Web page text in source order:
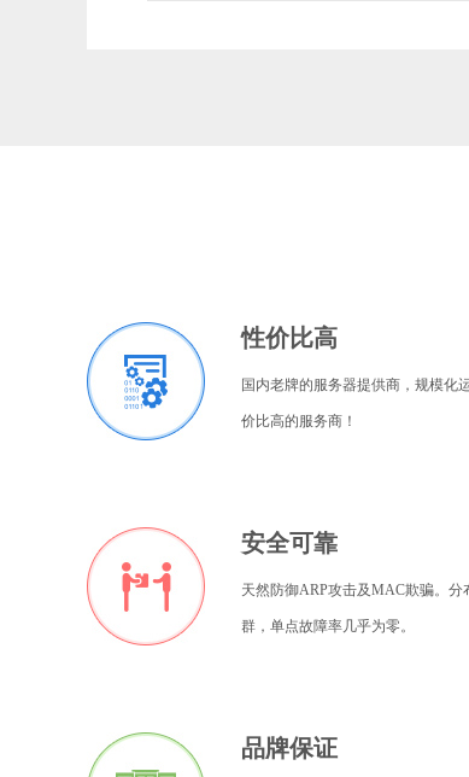
性价比高
国内老牌的服务器提供商，规模化
价比高的服务商！
安全可靠
天然防御ARP攻击及MAC欺骗。
群，单点故障率几乎为零。
品牌保证